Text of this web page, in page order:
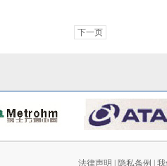
下一页
法律声明 隐私条例
我